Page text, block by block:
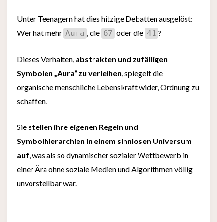
Unter Teenagern hat dies hitzige Debatten ausgelöst:
Wer hat mehr Aura , die 67 oder die 41 ?
Dieses Verhalten, abstrakten und zufälligen
Symbolen „Aura“ zu verleihen, spiegelt die
organische menschliche Lebenskraft wider, Ordnung zu
schaffen.
Sie stellen ihre eigenen Regeln und
Symbolhierarchien in einem sinnlosen Universum
auf, was als so dynamischer sozialer Wettbewerb in
einer Ära ohne soziale Medien und Algorithmen völlig
unvorstellbar war.